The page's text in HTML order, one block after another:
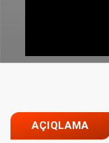
AÇIQLAMA